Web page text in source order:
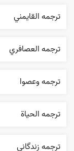
ترجمه القایمني
ترجمه العصافري
ترجمه وعصوا
ترجمه الحیاة
ترجمه زندگانی